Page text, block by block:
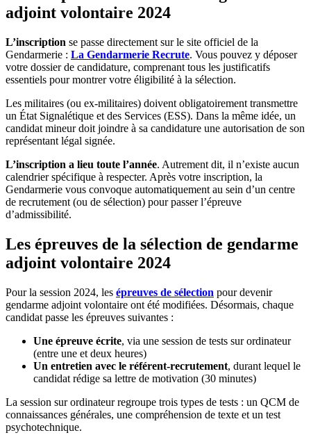
adjoint volontaire 2024
L’inscription se passe directement sur le site officiel de la
Gendarmerie : La Gendarmerie Recrute. Vous pouvez y déposer
votre dossier de candidature, comprenant tous les justificatifs
essentiels pour montrer votre éligibilité à la sélection.
Les militaires (ou ex-militaires) doivent obligatoirement transmettre
un État Signalétique et des Services (ESS). Dans la même idée, un
candidat mineur doit joindre à sa candidature une autorisation de son
représentant légal signée.
L’inscription a lieu toute l’année. Autrement dit, il n’existe aucun
calendrier spécifique à respecter. Après votre inscription, la
Gendarmerie vous convoque automatiquement au sein d’un centre
de recrutement (ou de sélection) pour passer l’épreuve
d’admissibilité.
Les épreuves de la sélection de gendarme
adjoint volontaire 2024
Pour la session 2024, les épreuves de sélection pour devenir
gendarme adjoint volontaire ont été modifiées. Désormais, chaque
candidat passe les épreuves suivantes :
Une épreuve écrite, via une session de tests sur ordinateur
(entre une et deux heures)
Un entretien avec le référent-recrutement, durant lequel le
candidat rédige sa lettre de motivation (30 minutes)
La session sur ordinateur regroupe trois types de tests : un QCM de
connaissances générales, une compréhension de texte et un test
psychotechnique.